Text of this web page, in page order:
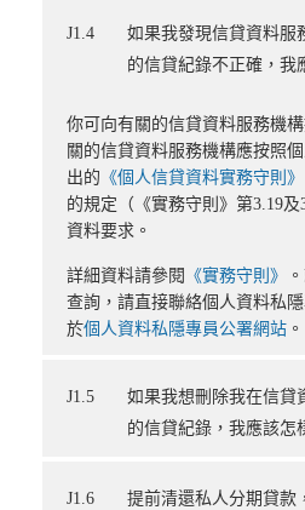
J1.4
如果我發現信貸資料服
的信貸紀錄不正確，我
你可向有關的信貸資料服務機
關的信貸資料服務機構應按照
出的 《個人信貸資料實務守則》
的規定（《實務守則》第3.19
資料要求。
詳細資料請參閱 《實務守則》
查詢，請直接聯絡個人資料私
於個人資料私隱專員公署網站 。
J1.5
如果我想刪除我在信貸
的信貸紀錄，我應該怎
J1.6
提前清還私人分期貸款